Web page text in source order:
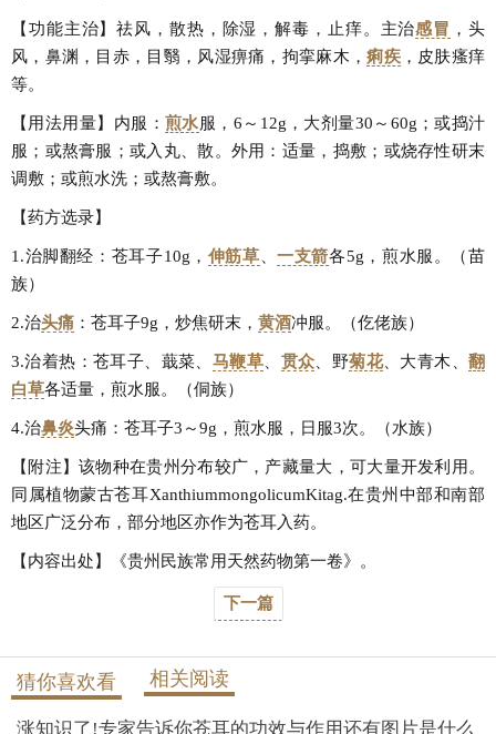
【功能主治】祛风，散热，除湿，解毒，止痒。主治感冒 ，头
风，鼻渊，目赤，目翳，风湿痹痛，拘挛麻木，痢疾，皮肤瘙痒
等。
【用法用量】内服： 煎水服，6～12g，大剂量30～60g；或捣汁
服；或熬膏服；或入丸、散。外用：适量，捣敷；或烧存性研末
调敷；或煎水洗；或熬膏敷。
【药方选录】
1.治脚翻经：苍耳子10g， 伸筋草 、一支箭各5g，煎水服。（苗
族）
2.治头痛 ：苍耳子9g，炒焦研末， 黄酒冲服。（仡佬族）
3.治着热：苍耳子、蕺菜、 马鞭草 贯众 、野菊花、大青木、翻
白草各适量，煎水服。（侗族）
4.治鼻炎头痛：苍耳子3～9g，煎水服，日服3次。（水族）
【附注】该物种在贵州分布较广，产藏量大，可大量开发利用。
同属植物蒙古苍耳XanthiummongolicumKitag.在贵州中部和南部
地区广泛分布，部分地区亦作为苍耳入药。
【内容出处】《贵州民族常用天然药物第一卷》。
下一篇
猜你喜欢看 相关阅读
涨知识了!专家告诉你苍耳的功效与作用还有图片是什么